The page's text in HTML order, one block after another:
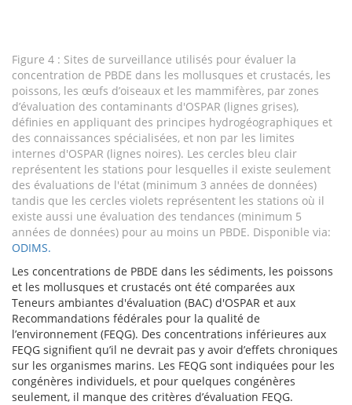
Figure 4 : Sites de surveillance utilisés pour évaluer la
concentration de PBDE dans les mollusques et crustacés, les
poissons, les œufs d’oiseaux et les mammifères, par zones
d’évaluation des contaminants d'OSPAR (lignes grises),
définies en appliquant des principes hydrogéographiques et
des connaissances spécialisées, et non par les limites
internes d'OSPAR (lignes noires). Les cercles bleu clair
représentent les stations pour lesquelles il existe seulement
des évaluations de l'état (minimum 3 années de données)
tandis que les cercles violets représentent les stations où il
existe aussi une évaluation des tendances (minimum 5
années de données) pour au moins un PBDE. Disponible via:
ODIMS.
Les concentrations de PBDE dans les sédiments, les poissons
et les mollusques et crustacés ont été comparées aux
Teneurs ambiantes d'évaluation (BAC) d'OSPAR et aux
Recommandations fédérales pour la qualité de
l’environnement (FEQG). Des concentrations inférieures aux
FEQG signifient qu’il ne devrait pas y avoir d’effets chroniques
sur les organismes marins. Les FEQG sont indiquées pour les
congénères individuels, et pour quelques congénères
seulement, il manque des critères d’évaluation FEQG.